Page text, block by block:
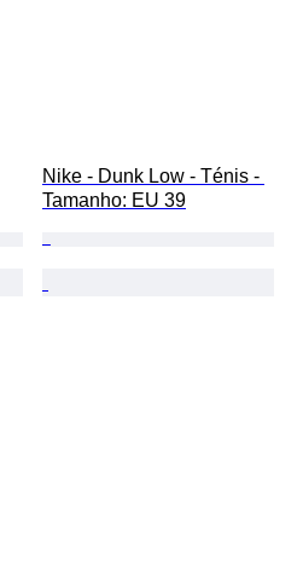
Nike - Dunk Low - Ténis -
Tamanho: EU 39